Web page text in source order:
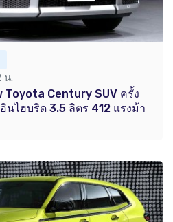
น.
Toyota Century SUV ครั้ง
ไฮบริด 3.5 ลิตร 412 แรงม้า